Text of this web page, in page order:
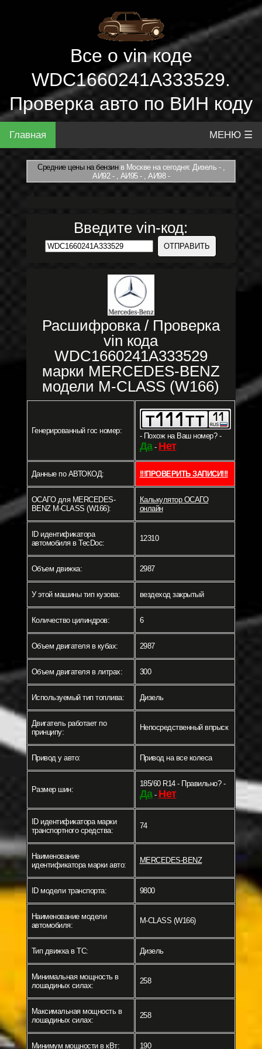
Все о vin коде
WDC1660241A333529.
Проверка авто по ВИН коду
Главная МЕНЮ ☰
Средние цены на бензинв Москве на сегодня: Дизель - ,
АИ92 - , АИ95 - , АИ98 -
Введите vin-код:
Расшифровка / Проверка
vin кода
WDC1660241A333529
марки MERCEDES-BENZ
модели M-CLASS (W166)
Генерированный гос номер:
- Похож на Ваш номер? -
Да- Нет
Данные по АВТОКОД: !!!ПРОВЕРИТЬ ЗАПИСИ!!!
ОСАГО для MERCEDES-
BENZ M-CLASS (W166):
Калькулятор ОСАГО
онлайн
ID идентификатора
автомобиля в TecDoc:
12310
Объем движка: 2987
У этой машины тип кузова: вездеход закрытый
Количество цилиндров: 6
Объем двигателя в кубах: 2987
Объем двигателя в литрах: 300
Используемый тип топлива: Дизель
Двигатель работает по
принципу:
Непосредственный впрыск
Привод у авто: Привод на все колеса
Размер шин:
185/60 R14 - Правильно? -
Да- Нет
ID идентификатора марки
транспортного средства:
74
Наименование
идентификатора марки авто:
MERCEDES-BENZ
ID модели транспорта: 9800
Наименование модели
автомобиля:
M-CLASS (W166)
Тип движка в ТС: Дизель
Минимальная мощность в
лошадиных силах:
258
Максимальная мощность в
лошадиных силах:
258
Минимум мощности в кВт: 190